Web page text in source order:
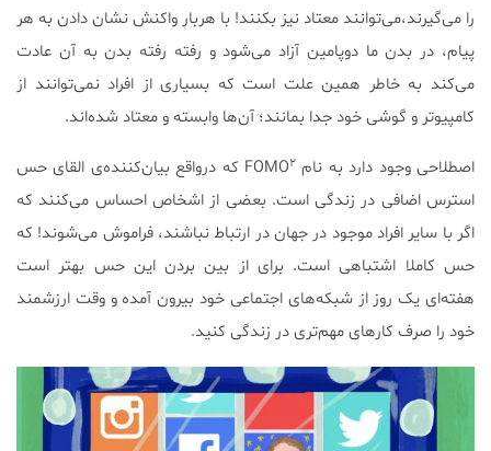
را می‌گیرند،می‌توانند معتاد نیز بکنند! با هربار واکنش نشان دادن به هر
پیام، در بدن ما دوپامین آزاد می‌شود و رفته رفته بدن به آن عادت
می‌کند به خاطر همین علت است که بسیاری از افراد نمی‌توانند از
کامپیوتر و گوشی خود جدا بمانند؛ آن‌ها وابسته و معتاد شده‌اند.
اصطلاحی وجود دارد به نام FOMO ۲
که درواقع بیان‌کننده‌ی القای حس
استرس اضافی در زندگی است. بعضی از اشخاص احساس می‌کنند که
اگر با سایر افراد موجود در جهان در ارتباط نباشند، فراموش می‌شوند! که
حس کاملا اشتباهی است. برای از بین بردن این حس بهتر است
هفته‌ای یک روز از شبکه‌های اجتماعی خود بیرون آمده و وقت ارزشمند
خود را صرف کارهای مهم‌تری در زندگی کنید.